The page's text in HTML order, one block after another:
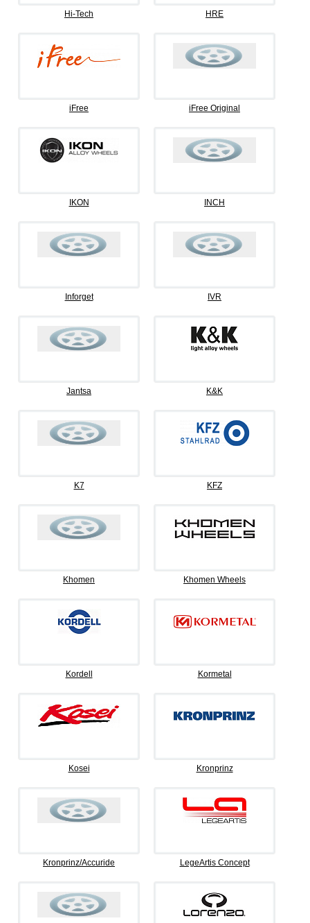
Hi-Tech HRE
iFree iFree Original
IKON INCH
Inforget IVR
Jantsa K&K
K7 KFZ
Khomen Khomen Wheels
Kordell Kormetal
Kosei Kronprinz
Kronprinz/Accuride LegeArtis Concept